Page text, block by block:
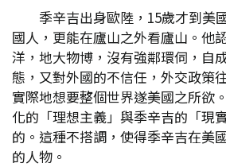
季辛吉出身歐陸，15歲才到美
國人，更能在廬山之外看廬山。他
洋，地大物博，沒有強鄰環伺，自
態，又對外國的不信任，外交政策
實際地想要整個世界遂美國之所欲
化的「理想主義」與季辛吉的「現
的。這種不搭調，使得季辛吉在美
的人物。